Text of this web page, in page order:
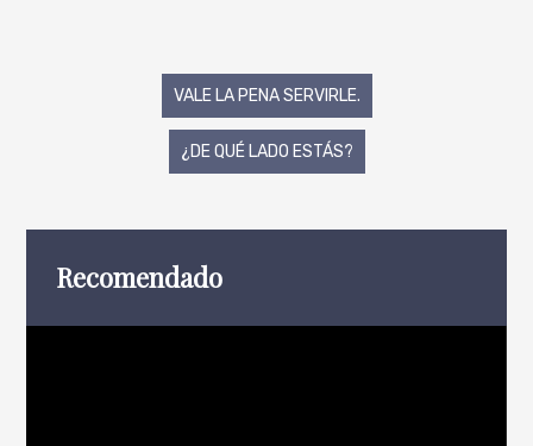
NavegaciónVALE LA PENA SERVIRLE.
¿DE QUÉ LADO ESTÁS?
Recomendado